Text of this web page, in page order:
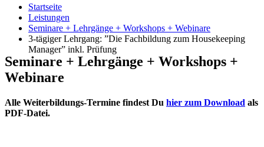
Startseite
Leistungen
Seminare + Lehrgänge + Workshops + Webinare
3-tägiger Lehrgang: ”Die Fachbildung zum Housekeeping
Manager” inkl. Prüfung
Seminare + Lehrgänge + Workshops +
Webinare
Alle Weiterbildungs-Termine findest Du hier zum Download als
PDF-Datei.